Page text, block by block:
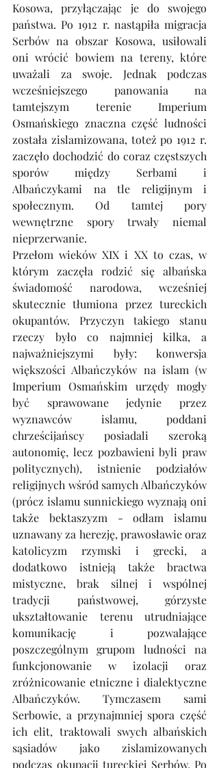
Kosowa, przyłączając je do swojego
państwa. Po 1912 r. nastąpiła migracja
Serbów na obszar Kosowa, usiłowali
oni wrócić bowiem na tereny, które
uważali za swoje. Jednak podczas
wcześniejszego panowania na
tamtejszym terenie Imperium
Osmańskiego znaczna część ludności
została zislamizowana, toteż po 1912 r.
zaczęło dochodzić do coraz częstszych
sporów między Serbami i
Albańczykami na tle religijnym i
społecznym. Od tamtej pory
wewnętrzne spory trwały niemal
nieprzerwanie.
Przełom wieków XIX i XX to czas, w
którym zaczęła rodzić się albańska
świadomość narodowa, wcześniej
skutecznie tłumiona przez tureckich
okupantów. Przyczyn takiego stanu
rzeczy było co najmniej kilka, a
najważniejszymi były: konwersja
większości Albańczyków na islam (w
Imperium Osmańskim urzędy mogły
być sprawowane jedynie przez
wyznawców islamu, poddani
chrześcijańscy posiadali szeroką
autonomię, lecz pozbawieni byli praw
politycznych), istnienie podziałów
religijnych wśród samych Albańczyków
(prócz islamu sunnickiego wyznają oni
także bektaszyzm - odłam islamu
uznawany za herezję, prawosławie oraz
katolicyzm rzymski i grecki, a
dodatkowo istnieją także bractwa
mistyczne, brak silnej i wspólnej
tradycji państwowej, górzyste
ukształtowanie terenu utrudniające
komunikację i pozwalające
poszczególnym grupom ludności na
funkcjonowanie w izolacji oraz
zróżnicowanie etniczne i dialektyczne
Albańczyków. Tymczasem sami
Serbowie, a przynajmniej spora część
ich elit, traktowali swych albańskich
sąsiadów jako zislamizowanych
podczas okupacji tureckiej Serbów. Po